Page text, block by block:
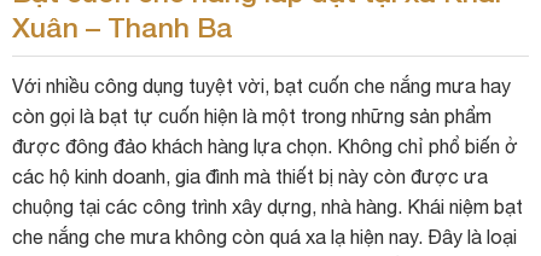
Xuân – Thanh Ba
Với nhiều công dụng tuyệt vời, bạt cuốn che nắng mưa hay
còn gọi là bạt tự cuốn hiện là một trong những sản phẩm
được đông đảo khách hàng lựa chọn. Không chỉ phổ biến ở
các hộ kinh doanh, gia đình mà thiết bị này còn được ưa
chuộng tại các công trình xây dựng, nhà hàng. Khái niệm bạt
che nắng che mưa không còn quá xa lạ hiện nay. Đây là loại